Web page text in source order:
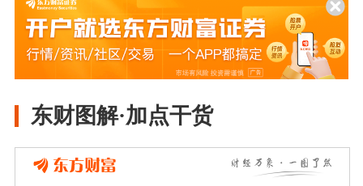
东财图解·加点干货